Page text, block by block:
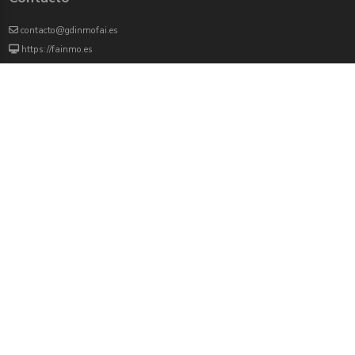
contacto@gdinmofai.es
https://fainmo.es